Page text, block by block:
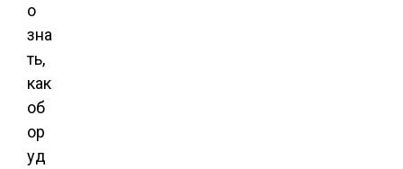
о
зна
ть,
как
об
ор
уд